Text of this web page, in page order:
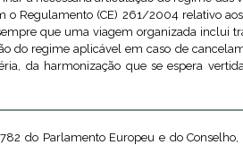
o Regulamento (CE) 261/2004 relativo
que uma viagem organizada inclui
do regime aplicável em caso de
da harmonização que se espera
do Parlamento Europeu e do